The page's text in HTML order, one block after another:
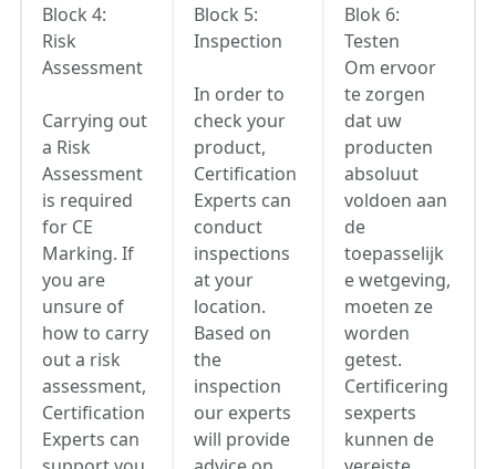
Block 4:
Risk
Assessment
Carrying out
a Risk
Assessment
is required
for CE
Marking. If
you are
unsure of
how to carry
out a risk
assessment,
Certification
Experts can
Block 5:
Inspection
In order to
check your
product,
Certification
Experts can
conduct
inspections
at your
location.
Based on
the
inspection
our experts
will provide
Blok 6:
Testen
Om ervoor
te zorgen
dat uw
producten
absoluut
voldoen aan
de
toepasselijk
e wetgeving,
moeten ze
worden
getest.
Certificering
sexperts
kunnen de